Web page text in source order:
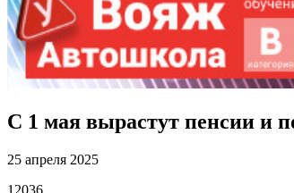
С 1 мая вырастут пенсии и
25 апреля 2025